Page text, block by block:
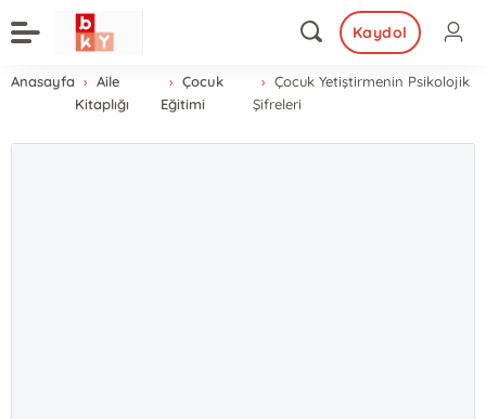
Kaydol
Anasayfa
Aile
Kitaplığı
Çocuk
Eğitimi
Çocuk Yetiştirmenin Psikolojik
Şifreleri